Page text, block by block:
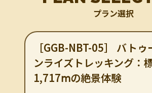
プラン選択
［GGB-NBT-05］ バト
ンライズトレッキング：
1,717ⅿの絶景体験